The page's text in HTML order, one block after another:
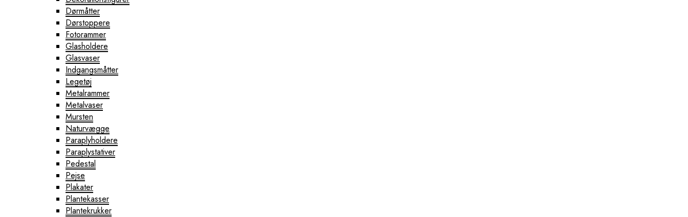
Dørmåtter
Dørstoppere
Fotorammer
Glasholdere
Glasvaser
Indgangsmåtter
Legetøj
Metalrammer
Metalvaser
Mursten
Naturvægge
Paraplyholdere
Paraplystativer
Pedestal
Pejse
Plakater
Plantekasser
Plantekrukker